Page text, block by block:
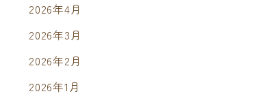
2026年4月
2026年3月
2026年2月
2026年1月